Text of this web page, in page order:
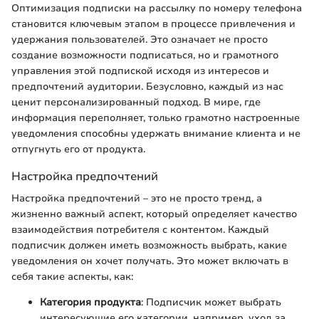
Оптимизация подписки на рассылку по номеру телефона
становится ключевым этапом в процессе привлечения и
удержания пользователей. Это означает не просто
создание возможности подписаться, но и грамотного
управления этой подпиской исходя из интересов и
предпочтений аудитории. Безусловно, каждый из нас
ценит персонализированный подход. В мире, где
информация переполняет, только грамотно настроенные
уведомления способны удержать внимание клиента и не
отпугнуть его от продукта.
Настройка предпочтений
Настройка предпочтений – это не просто тренд, а
жизненно важный аспект, который определяет качество
взаимодействия потребителя с контентом. Каждый
подписчик должен иметь возможность выбрать, какие
уведомления он хочет получать. Это может включать в
себя такие аспекты, как:
Категория продукта: Подписчик может выбрать